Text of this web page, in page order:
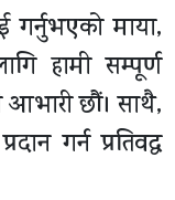
गर्नुभएको माया,
हामी सम्पूर्ण
आभारी छौं। साथै,
गर्न प्रतिवद्ध